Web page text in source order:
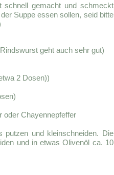
schnell gemacht und schmeckt
Suppe essen sollen, seid bitte
geht auch sehr gut)
2 Dosen))
oder Chayennepfeffer
putzen und kleinschneiden. Die
und in etwas Olivenöl ca. 10